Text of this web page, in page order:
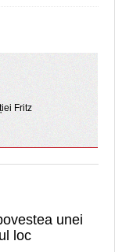
Fritz
unei
loc